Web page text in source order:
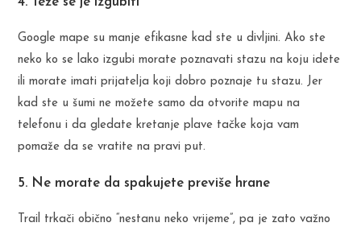
Google mape su manje efikasne kad ste u divljini. Ako ste
neko ko se lako izgubi morate poznavati stazu na koju idete
ili morate imati prijatelja koji dobro poznaje tu stazu. Jer
kad ste u šumi ne možete samo da otvorite mapu na
telefonu i da gledate kretanje plave tačke koja vam
pomaže da se vratite na pravi put.
5. Ne morate da spakujete previše hrane
Trail trkači obično “nestanu neko vrijeme”, pa je zato važno